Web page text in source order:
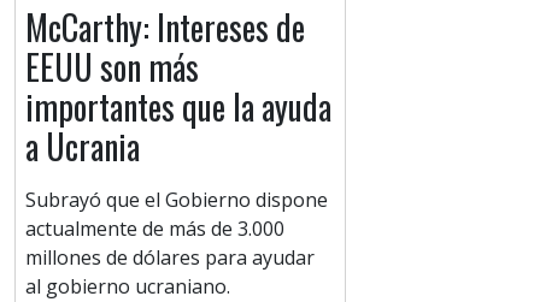
McCarthy: Intereses de
EEUU son más
importantes que la ayuda
a Ucrania
Subrayó que el Gobierno dispone
actualmente de más de 3.000
millones de dólares para ayudar
al gobierno ucraniano.